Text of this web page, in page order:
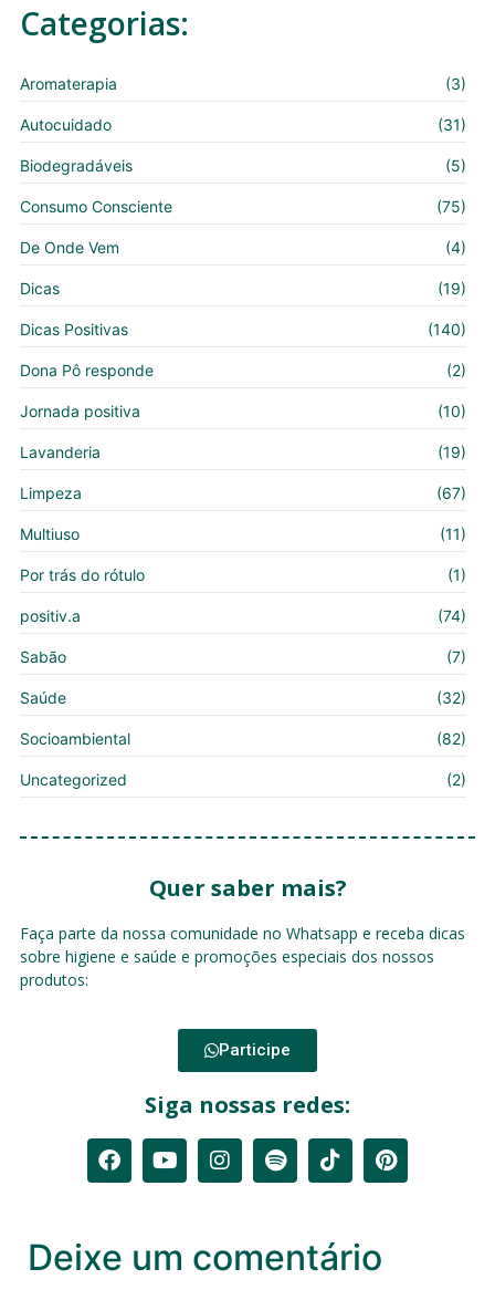
Categorias:
Aromaterapia (3)
Autocuidado (31)
Biodegradáveis (5)
Consumo Consciente (75)
De Onde Vem (4)
Dicas (19)
Dicas Positivas (140)
Dona Pô responde (2)
Jornada positiva (10)
Lavanderia (19)
Limpeza (67)
Multiuso (11)
Por trás do rótulo (1)
positiv.a (74)
Sabão (7)
Saúde (32)
Socioambiental (82)
Uncategorized (2)
Quer saber mais?
Faça parte da nossa comunidade no Whatsapp e receba dicas
sobre higiene e saúde e promoções especiais dos nossos
produtos:
Participe
Siga nossas redes:
Deixe um comentário